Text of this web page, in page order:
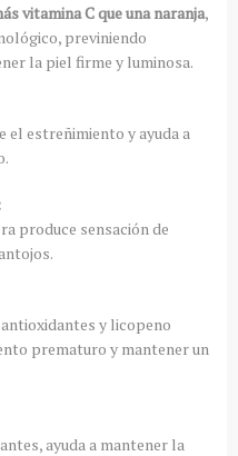
vitamina C que una naranja,
previniendo
la piel firme y luminosa.
el estreñimiento y ayuda a
produce sensación de
y licopeno
prematuro y mantener un
ayuda a mantener la